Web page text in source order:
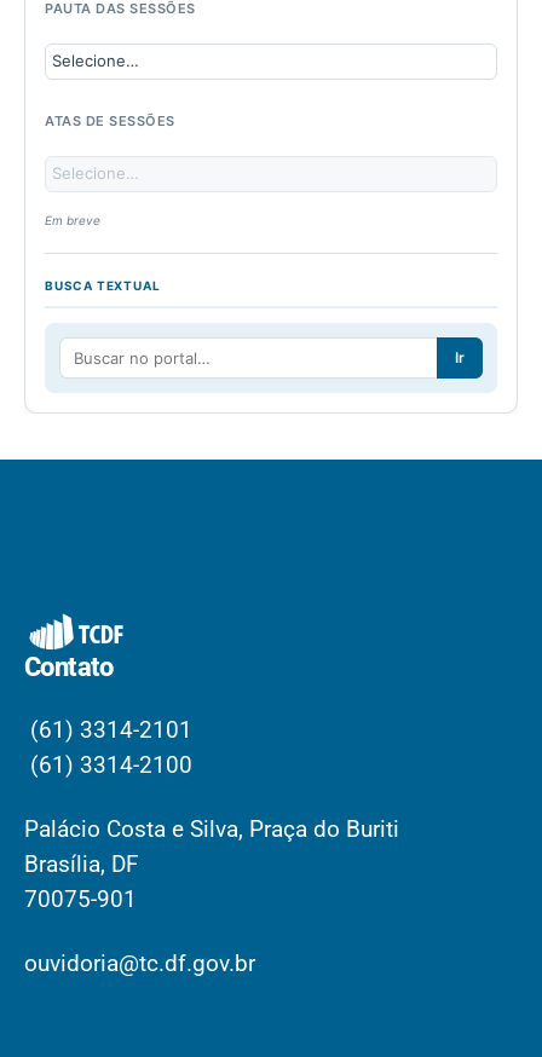
PAUTA DAS SESSÕES
ATAS DE SESSÕES
Em breve
BUSCA TEXTUAL
Ir
Contato
(61) 3314-2101
(61) 3314-2100
Palácio Costa e Silva, Praça do Buriti
Brasília, DF
70075-901
ouvidoria@tc.df.gov.br